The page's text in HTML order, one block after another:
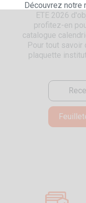
Découvrez notre
ETE 2026
profitez-en
catalogue
Pour tout savoir
plaquette